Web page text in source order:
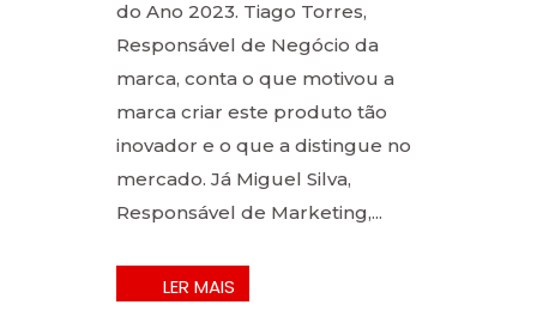
do Ano 2023. Tiago Torres,
Responsável de Negócio da
marca, conta o que motivou a
marca criar este produto tão
inovador e o que a distingue no
mercado. Já Miguel Silva,
Responsável de Marketing,...